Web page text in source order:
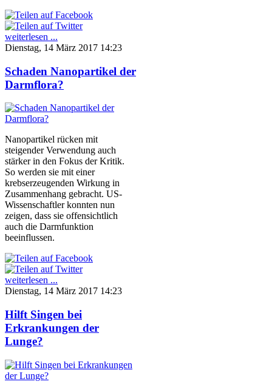
weiterlesen ...
Dienstag, 14 März 2017 14:23
Schaden Nanopartikel der
Darmflora?
Nanopartikel rücken mit
steigender Verwendung auch
stärker in den Fokus der Kritik.
So werden sie mit einer
krebserzeugenden Wirkung in
Zusammenhang gebracht. US-
Wissenschaftler konnten nun
zeigen, dass sie offensichtlich
auch die Darmfunktion
beeinflussen.
weiterlesen ...
Dienstag, 14 März 2017 14:23
Hilft Singen bei
Erkrankungen der
Lunge?